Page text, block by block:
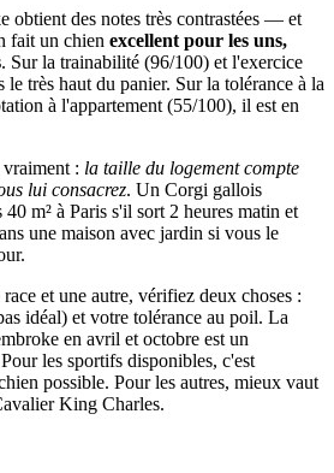
obtient des notes très contrastées — et
fait un chien excellent pour les uns,
. Sur la trainabilité (96/100) et l'exercice
très haut du panier. Sur la tolérance à la
à l'appartement (55/100), il est en
: la taille du logement compte
lui consacrez. Un Corgi gallois
m² à Paris s'il sort 2 heures matin et
une maison avec jardin si vous le
et une autre, vérifiez deux choses :
idéal) et votre tolérance au poil. La
en avril et octobre est un
les sportifs disponibles, c'est
possible. Pour les autres, mieux vaut
King Charles.